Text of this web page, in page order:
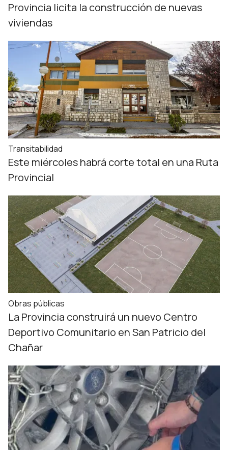
Provincia licita la construcción de nuevas
viviendas
Transitabilidad
Este miércoles habrá corte total en una Ruta
Provincial
Obras públicas
La Provincia construirá un nuevo Centro
Deportivo Comunitario en San Patricio del
Chañar